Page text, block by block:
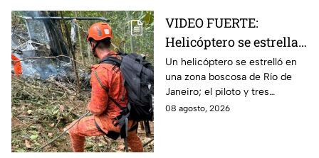
VIDEO FUERTE:
Helicóptero se estrella
y deja cuatro muertos
en Río de Janeiro; así
se vieron las llamas
Un helicóptero se estrelló en
una zona boscosa de Río de
Janeiro; el piloto y tres
mujeres murieron tras el
08 agosto, 2026